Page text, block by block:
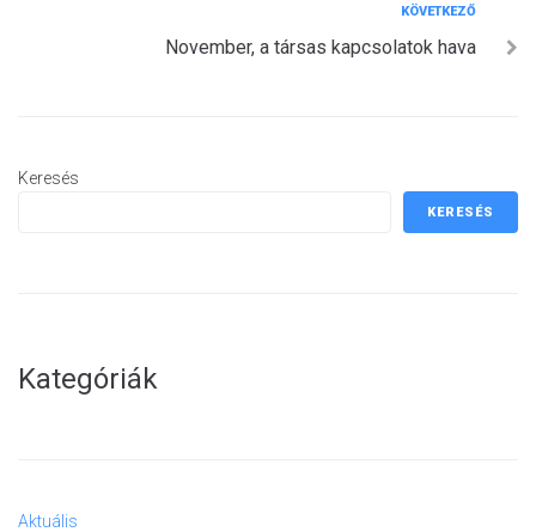
KÖVETKEZŐ
November, a társas kapcsolatok hava
Keresés
KERESÉS
Kategóriák
Aktuális